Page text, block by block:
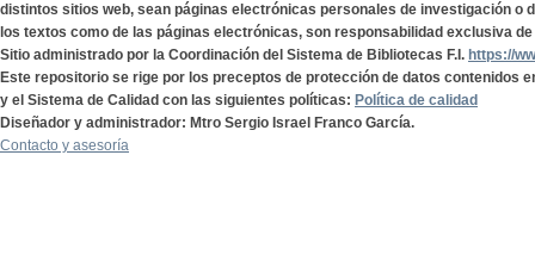
distintos sitios web, sean páginas electrónicas personales de investigación o
los textos como de las páginas electrónicas, son responsabilidad exclusiva
Sitio administrado por la Coordinación del Sistema de Bibliotecas F.I. https://
Este repositorio se rige por los preceptos de protección de datos contenidos
y el Sistema de Calidad con las siguientes políticas: Política de calidad
Diseñador y administrador: Mtro Sergio Israel Franco García.
Contacto y asesoría